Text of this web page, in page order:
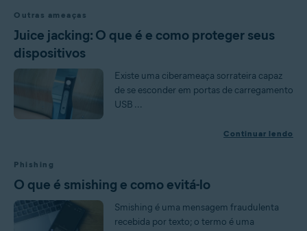
Outras ameaças
Juice jacking: O que é e como proteger seus
dispositivos
Existe uma ciberameaça sorrateira capaz
de se esconder em portas de carregamento
USB ...
Continuar lendo
Phishing
O que é smishing e como evitá-lo
Smishing é uma mensagem fraudulenta
recebida por texto; o termo é uma